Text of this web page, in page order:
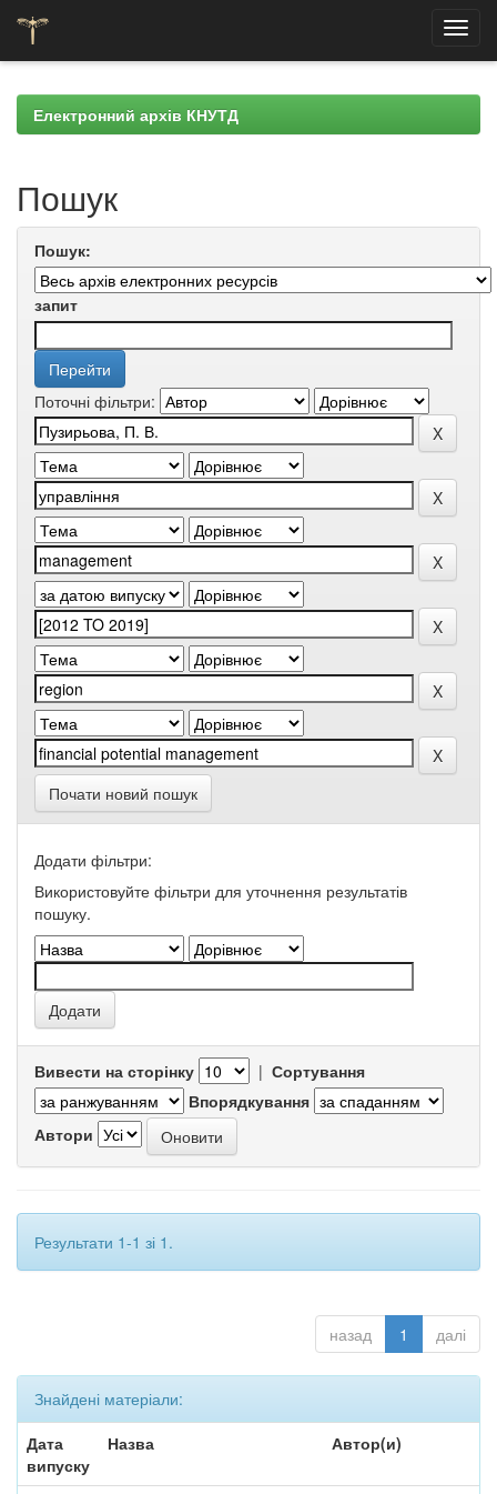
navigationЕлектронний архів КНУТД
Пошук
Пошук:
запит
Поточні фільтри:
Почати новий пошук
Додати фільтри:
Використовуйте фільтри для уточнення результатів
пошуку.
Вивести на сторінку | Сортування
Впорядкування
Автори
Результати 1-1 зі 1.
назад 1 далі
Знайдені матеріали:
Дата
випуску
Назва Автор(и)